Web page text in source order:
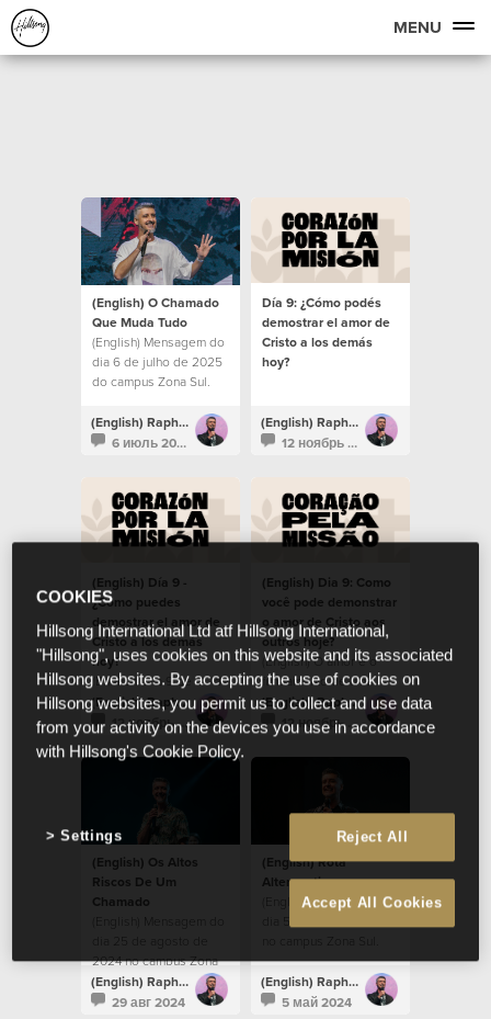
MENU
(English) O Chamado
Que Muda Tudo
(English) Mensagem do
dia 6 de julho de 2025
do campus Zona Sul.
(English) Raphael Galante
6 июль 2025
Día 9: ¿Cómo podés
demostrar el amor de
Cristo a los demás
hoy?
(English) Raphael Galante
12 ноябрь 2024
(English) Día 9 -
¿Cómo puedes
demostrar el amor de
Cristo a los demás
hoy?
(English) Día 9 de 21, de
nuestros devocionales,
durante la temporada
de Corazón por la
Misión 2024.
(English) Raphael Galante
12 ноябрь 2024
(English) Dia 9: Como
você pode demonstrar
o amor de Cristo aos
outros hoje?
(English) O amor é o
fundamento de uma
comunidade saudável.
(English) Raphael Galante
12 ноябрь 2024
(English) Os Altos
Riscos De Um
Chamado
(English) Mensagem do
dia 25 de agosto de
2024 no campus Zona
Sul.
(English) Raphael Galante
29 авг 2024
(English) Rota
Alteranativa
(English) Mensagem do
(English) Raphael Galante
5 май 2024
COOKIES
Hillsong International Ltd atf Hillsong International,
"Hillsong", uses cookies on this website and its associated
Hillsong websites. By accepting the use of cookies on
Hillsong websites, you permit us to collect and use data
from your activity on the devices you use in accordance
with Hillsong's Cookie Policy.
Reject All
Accept All Cookies
Settings